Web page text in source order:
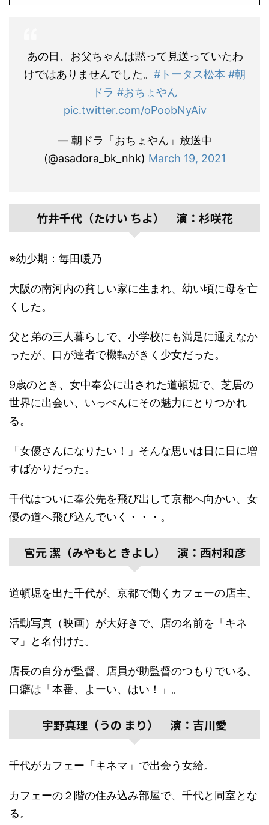
あの日、お父ちゃんは黙って見送っていたわ
けではありませんでした。 #トータス松本 #朝
ドラ #おちょやん
pic.twitter.com/oPoobNyAiv
— 朝ドラ「おちょやん」放送中
(@asadora_bk_nhk) March 19, 2021
竹井千代（たけい ちよ） 演：杉咲花
※幼少期：毎田暖乃
大阪の南河内の貧しい家に生まれ、幼い頃に母を亡
くした。
父と弟の三人暮らしで、小学校にも満足に通えなか
ったが、口が達者で機転がきく少女だった。
9歳のとき、女中奉公に出された道頓堀で、芝居の
世界に出会い、いっぺんにその魅力にとりつかれ
る。
「女優さんになりたい！」そんな思いは日に日に増
すばかりだった。
千代はついに奉公先を飛び出して京都へ向かい、女
優の道へ飛び込んでいく・・・。
宮元 潔（みやもと きよし） 演：西村和彦
道頓堀を出た千代が、京都で働くカフェーの店主。
活動写真（映画）が大好きで、店の名前を「キネ
マ」と名付けた。
店長の自分が監督、店員が助監督のつもりでいる。
口癖は「本番、よーい、はい！」。
宇野真理（うの まり） 演：吉川愛
千代がカフェー「キネマ」で出会う女給。
カフェーの２階の住み込み部屋で、千代と同室とな
る。